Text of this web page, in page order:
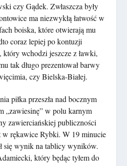
czy Gądek. Zwłaszcza były
ma niezwykłą łatwość w
boiska, które otwierają mu
coraz lepiej po kontuzji
wchodzi jeszcze z ławki,
tak długo prezentował barwy
czy Bielska-Białej.
piłka przeszła nad bocznym
„zawiesinę” w polu karnym
zawierciańskiej publiczności
w rękawice Rybki. W 19 minucie
się wynik na tablicy wyników.
który będąc tyłem do